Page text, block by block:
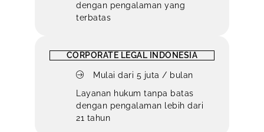
dengan pengalaman yang
terbatas
CORPORATE LEGAL INDONESIA
Mulai dari 5 juta / bulan
Layanan hukum tanpa batas
dengan pengalaman lebih dari
21 tahun